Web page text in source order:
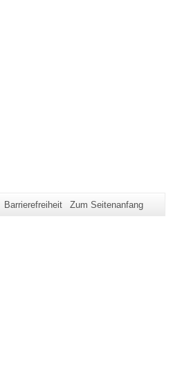
Barrierefreiheit Zum Seitenanfang